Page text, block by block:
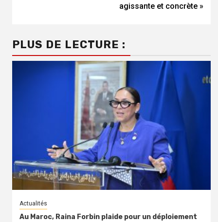
agissante et concrète »
PLUS DE LECTURE :
Actualités
Au Maroc, Raina Forbin plaide pour un déploiement